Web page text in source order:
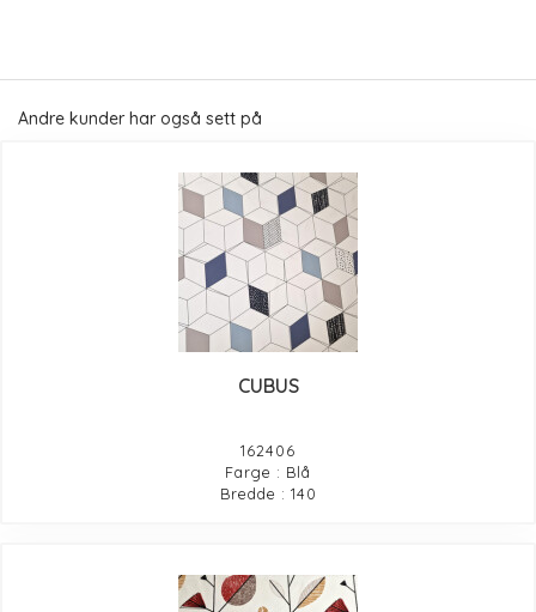
Andre kunder har også sett på
CUBUS
162406
Farge : Blå
Bredde : 140